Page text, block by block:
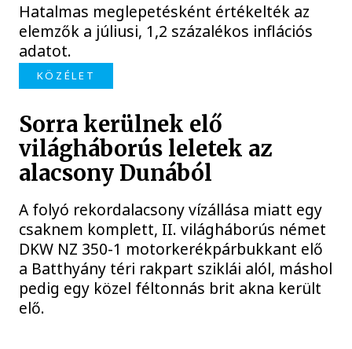
Hatalmas meglepetésként értékelték az
elemzők a júliusi, 1,2 százalékos inflációs
adatot.
KÖZÉLET
Sorra kerülnek elő
világháborús leletek az
alacsony Dunából
A folyó rekordalacsony vízállása miatt egy
csaknem komplett, II. világháborús német
DKW NZ 350-1 motorkerékpárbukkant elő
a Batthyány téri rakpart sziklái alól, máshol
pedig egy közel féltonnás brit akna került
elő.